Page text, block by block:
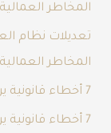
المخاطر العمالية في
تعديلات نظام
المخاطر العمالية في
7 أخطاء قانونية يرتكبها رواد الأعمال عند توقيع عقود الشراكة
7 أخطاء قانونية يرتكبها رواد الأعمال عند توقيع عقود الشراكة